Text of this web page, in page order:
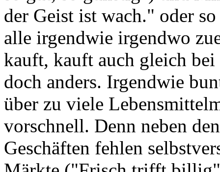
der Geist ist wach." oder
alle irgendwie irgendwo
kauft, kauft auch gleich
doch anders. Irgendwie
über zu viele
vorschnell. Denn neben
Geschäften fehlen